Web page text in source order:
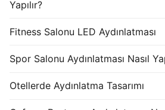
Yapılır?
Fitness Salonu LED Aydınlatması
Spor Salonu Aydınlatması Nasıl
Otellerde Aydınlatma Tasarımı